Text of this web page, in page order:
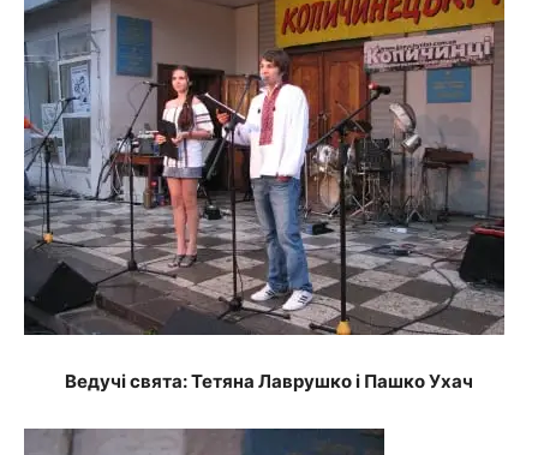
Ведучі свята: Тетяна Лаврушко і Пашко Ухач